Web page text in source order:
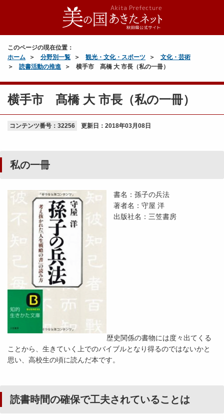
このページの現在位置：
ホーム
分野別一覧 観光・文化・スポーツ
文化・芸術
読書活動の推進
横手市 髙橋 大 市長（私の一冊）
横手市 髙橋 大 市長（私の一冊）
コンテンツ番号：32256 更新日： 2018年03月08日
私の一冊
書名：孫子の兵法
著者名：守屋 洋
出版社名：三笠書房
歴史関係の書物には度々出てくる
ことから、生きていく上でのバイブルとなり得るのではないかと
思い、高校生の頃に読んだ本です。
読書時間の確保で工夫されていることは